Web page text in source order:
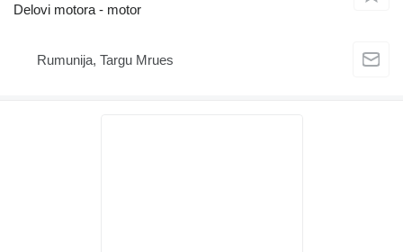
Delovi motora - motor
Rumunija, Targu Mrues